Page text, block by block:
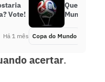
Vote!
Há 1 mês
Quem será
Mundo? Vote
Copa do Mundo
acertar.